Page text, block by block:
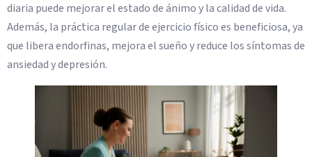
diaria puede mejorar el estado de ánimo y la calidad de vida.
Además, la práctica regular de ejercicio físico es beneficiosa, ya
que libera endorfinas, mejora el sueño y reduce los síntomas de
ansiedad y depresión.